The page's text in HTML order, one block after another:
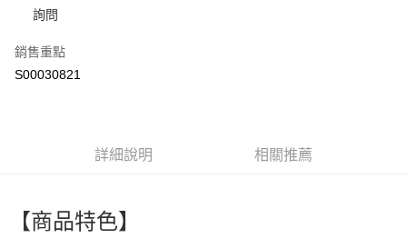
全盈+PAY
ATM付款
萊爾富取貨付款
詢問
銷售重點
S00030821
詳細說明 相關推薦
【商品特色】